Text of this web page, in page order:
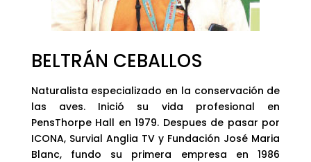
BELTRÁN CEBALLOS
Naturalista especializado en la conservación de
las aves. Inició su vida profesional en
PensThorpe Hall en 1979. Despues de pasar por
ICONA, Survial Anglia TV y Fundación José Maria
Blanc, fundo su primera empresa en 1986